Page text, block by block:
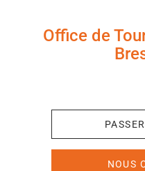
Office de
NOUS